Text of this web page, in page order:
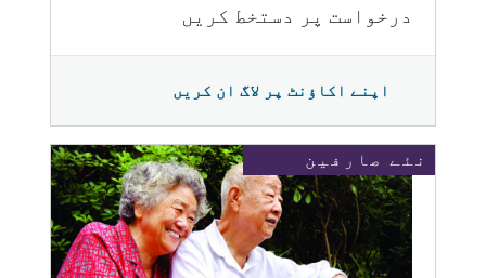
درخواست پر دستخط کریں
اپنے اکاؤنٹ پر لاگ ان کریں
نئے صارفین